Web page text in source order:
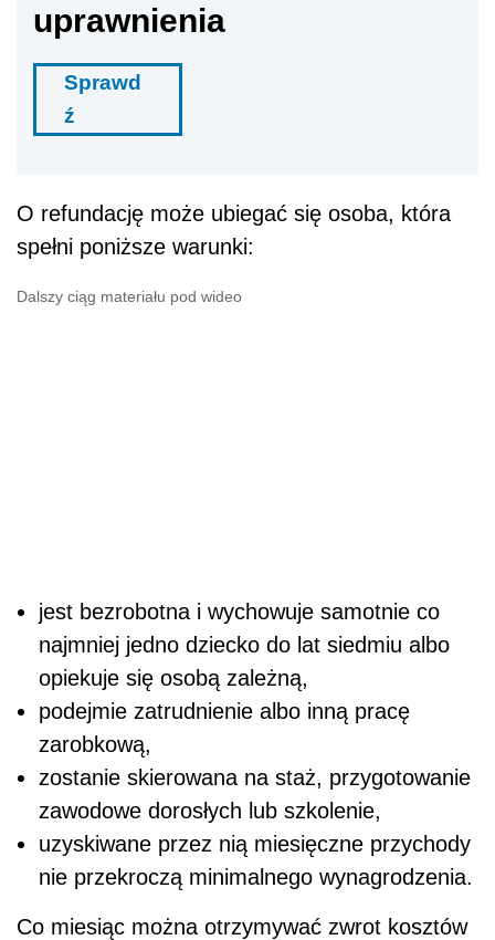
uprawnienia
Sprawd
ź
O refundację może ubiegać się osoba, która
spełni poniższe warunki:
Dalszy ciąg materiału pod wideo
jest bezrobotna i wychowuje samotnie co
najmniej jedno dziecko do lat siedmiu albo
opiekuje się osobą zależną,
podejmie zatrudnienie albo inną pracę
zarobkową,
zostanie skierowana na staż, przygotowanie
zawodowe dorosłych lub szkolenie,
uzyskiwane przez nią miesięczne przychody
nie przekroczą minimalnego wynagrodzenia.
Co miesiąc można otrzymywać zwrot kosztów